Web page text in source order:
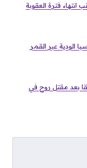
انتهاء فترة العقوبة
الودية عبر القمر
بعد مقتل روح في